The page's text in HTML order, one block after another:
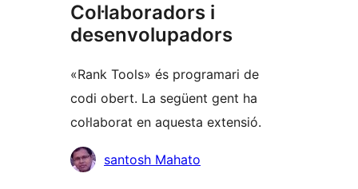
Col·laboradors i
desenvolupadors
«Rank Tools» és programari de
codi obert. La següent gent ha
col·laborat en aquesta extensió.
Col·laboradors
santosh Mahato